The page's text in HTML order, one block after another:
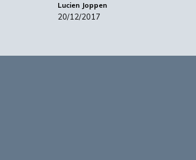
Lucien Joppen
20/12/2017